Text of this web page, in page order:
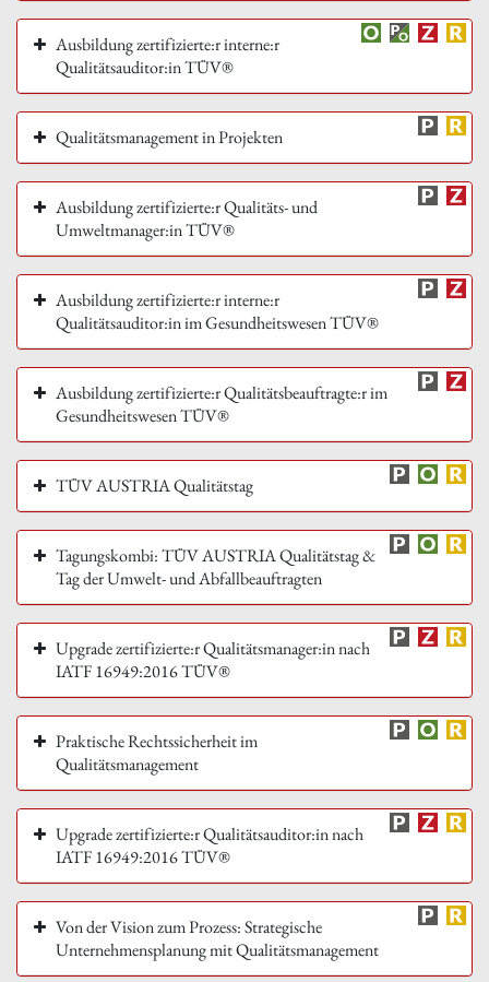
Ausbildung zertifizierte:r interne:r
Qualitätsauditor:in TÜV®
Qualitätsmanagement in Projekten
Ausbildung zertifizierte:r Qualitäts- und
Umweltmanager:in TÜV®
Ausbildung zertifizierte:r interne:r
Qualitätsauditor:in im Gesundheitswesen TÜV®
Ausbildung zertifizierte:r Qualitätsbeauftragte:r im
Gesundheitswesen TÜV®
TÜV AUSTRIA Qualitätstag
Tagungskombi: TÜV AUSTRIA Qualitätstag &
Tag der Umwelt- und Abfallbeauftragten
Upgrade zertifizierte:r Qualitätsmanager:in nach
IATF 16949:2016 TÜV®
Praktische Rechtssicherheit im
Qualitätsmanagement
Upgrade zertifizierte:r Qualitätsauditor:in nach
IATF 16949:2016 TÜV®
Von der Vision zum Prozess: Strategische
Unternehmensplanung mit Qualitätsmanagement